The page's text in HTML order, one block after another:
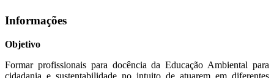
Informações
Objetivo
Formar profissionais para docência da Educação Ambiental para
cidadania e sustentabilidade no intuito de atuarem em diferentes